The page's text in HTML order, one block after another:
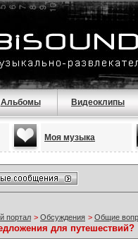
Альбомы Видеоклипы
Моя музыка
портал > Обсуждения > Общие
для путешествий?